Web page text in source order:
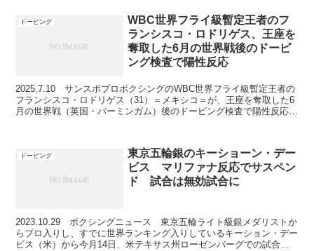
ドーピング
WBC世界フライ級暫定王者のフ
ランシスコ・ロドリゲス、王座を
奪取した6月の世界戦後のドーピ
ング検査で陽性反応
2025.7.10 サンスポプロボクシングのWBC世界フライ級暫定王者の
フランシスコ・ロドリゲス（31）＝メキシコ＝が、王座を奪取した6
月の世界戦（英国・バーミンガム）後のドーピング検査で陽性反応を
ドーピング
東京五輪銀のキーショーン・デー
ビス マリファナ反応でサスペン
ド 試合は無効試合に
2023.10.29 ボクシングニュース 東京五輪ライト級銀メダリストか
らプロ入りし、すでに世界ランキング入りしているキーション・デー
ビス（米）から今月14日、米テキサス州ローゼンバーグでの試合で